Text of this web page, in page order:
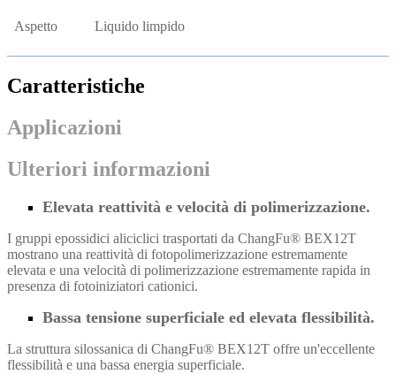
Aspetto Liquido limpido
Caratteristiche
Applicazioni
Ulteriori informazioni
Elevata reattività e velocità di polimerizzazione.
I gruppi epossidici aliciclici trasportati da ChangFu® BEX12T
mostrano una reattività di fotopolimerizzazione estremamente
elevata e una velocità di polimerizzazione estremamente rapida in
presenza di fotoiniziatori cationici.
Bassa tensione superficiale ed elevata flessibilità.
La struttura silossanica di ChangFu® BEX12T offre un'eccellente
flessibilità e una bassa energia superficiale.